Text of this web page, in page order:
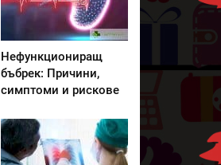
Нефункциониращ
бъбрек: Причини,
симптоми и рискове